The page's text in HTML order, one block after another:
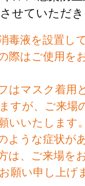
せていただき
毒液を設置し
際はご使用を
はマスク着用
すが、ご来場
いいたします。
ような症状が
は、ご来場を
願い申し上げ